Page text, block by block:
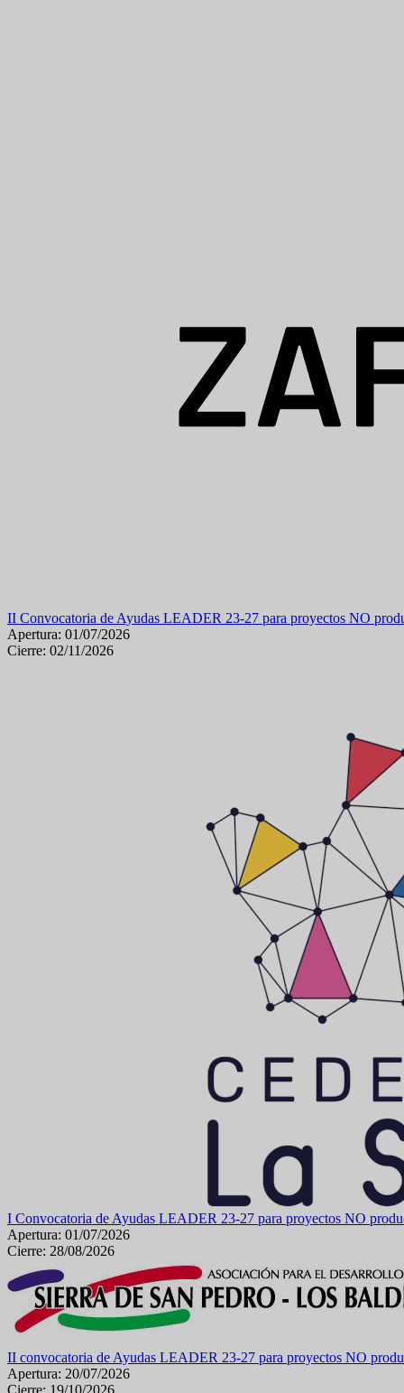
II Convocatoria de Ayudas LEADER 23-27 para proyectos NO
Apertura: 01/07/2026
Cierre: 02/11/2026
I Convocatoria de Ayudas LEADER 23-27 para proyectos NO
Apertura: 01/07/2026
Cierre: 28/08/2026
II convocatoria de Ayudas LEADER 23-27 para proyectos NO
Apertura: 20/07/2026
Cierre: 19/10/2026